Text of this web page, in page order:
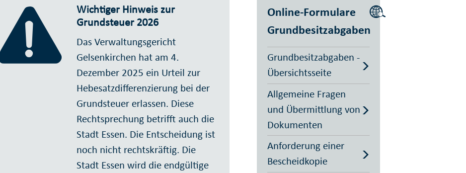
Wichtiger Hinweis zur
Grundsteuer 2026
Das Verwaltungsgericht
Gelsenkirchen hat am 4.
Dezember 2025 ein Urteil zur
Hebesatzdifferenzierung bei der
Grundsteuer erlassen. Diese
Rechtsprechung betrifft auch die
Stadt Essen. Die Entscheidung ist
noch nicht rechtskräftig. Die
Stadt Essen wird die endgültige
Online-Formulare
Grundbesitzabgaben
Grundbesitzabgaben -
Übersichtsseite
Allgemeine Fragen
und Übermittlung von
Dokumenten
Anforderung einer
Bescheidkopie